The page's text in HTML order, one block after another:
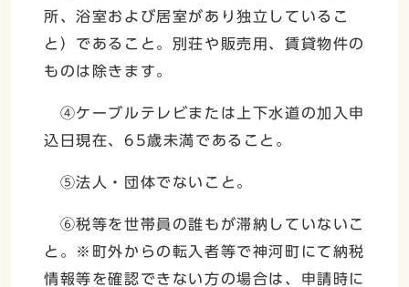
所、浴室および居室があり独立しているこ
と）であること。別荘や販売用、賃貸物件の
ものは除きます。
④ケーブルテレビまたは上下水道の加入申
込日現在、65歳未満であること。
⑤法人・団体でないこと。
⑥税等を世帯員の誰もが滞納していないこ
と。※町外からの転入者等で神河町にて納税
情報等を確認できない方の場合は、申請時に